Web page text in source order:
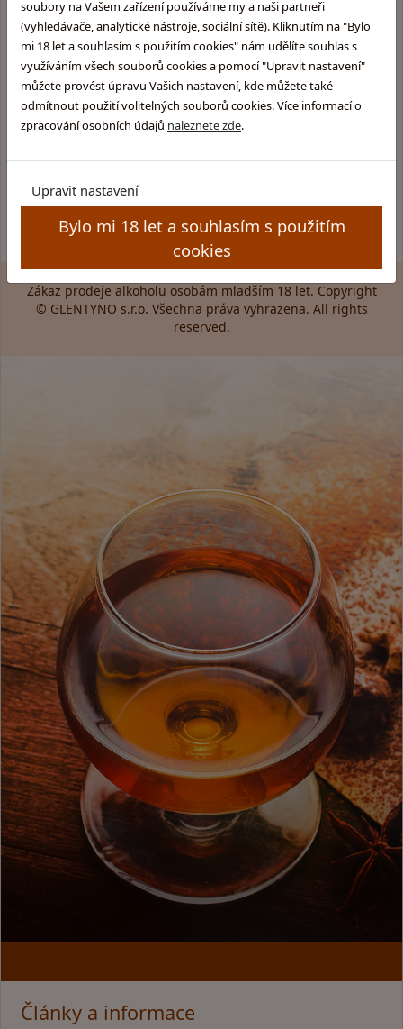
soubory na Vašem zařízení používáme my a naši partneři
(vyhledávače, analytické nástroje, sociální sítě). Kliknutím na "Bylo
mi 18 let a souhlasím s použitím cookies" nám udělíte souhlas s
využíváním všech souborů cookies a pomocí "Upravit nastavení"
můžete provést úpravu Vašich nastavení, kde můžete také
odmítnout použití volitelných souborů cookies. Více informací o
zpracování osobních údajů naleznete zde.
Upravit nastavení
Bylo mi 18 let a souhlasím s použitím
cookies
Informace pro Vás:
Provozovatel obchodu
Ochrana osobních údajů
Kamenný obchod
Pravidla soutěže
Skupina obchodů
Glentyno:
Rumy.cz
Pozitek.cz
Pátek: 11:00 - 17:00
Zákaz prodeje alkoholu osobám mladším 18 let. Copyright
© GLENTYNO s.r.o. Všechna práva vyhrazena. All rights
reserved.
Články a informace